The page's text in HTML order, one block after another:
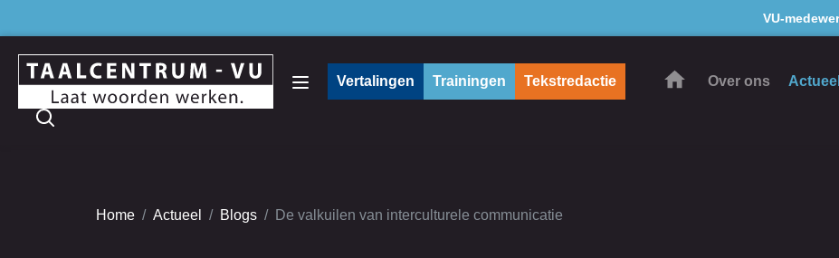
VU-
Vertalingen Trainingen Tekstredactie Over ons Actueel
Home Actueel Blogs De valkuilen van interculturele communicatie